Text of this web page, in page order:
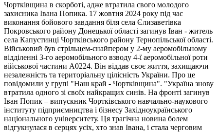
Чортківщина в скорботі, адже втратила свого молодого
захисника Івана Попика. 17 жовтня 2024 року під час
виконання бойового завдання біля села Єлизаветівка
Покровського району Донецької області загинув Іван - житель
села Капустинці Чортківського району Тернопільської області.
Військовий був стрільцем-снайпером у 2-му аеромобільному
відділенні 3-го аеромобільного взводу 4-ї аеромобільної роти
військової частини А0224. Він віддав своє життя, захищаючи
незалежність та територіальну цілісність України. Про це
повідомили у групі "Наш край - Чортківщина". "Україна знову
втратила одного зі своїх найкращих синів. На фронті загинув
Іван Попик – випускник Чортківського навчально-наукового
інституту підприємництва і бізнесу Західноукраїнського
національного університету. Ця трагічна новина болем
відгукнулася в серцях усіх, хто знав Івана, і стала черговим